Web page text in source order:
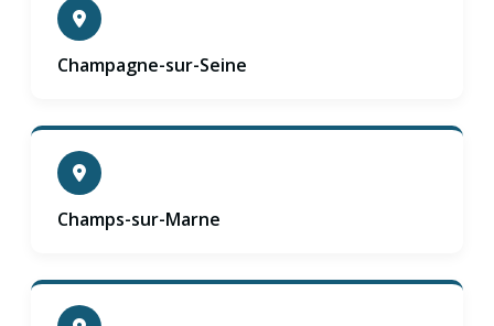
Champagne-sur-Seine
Champs-sur-Marne